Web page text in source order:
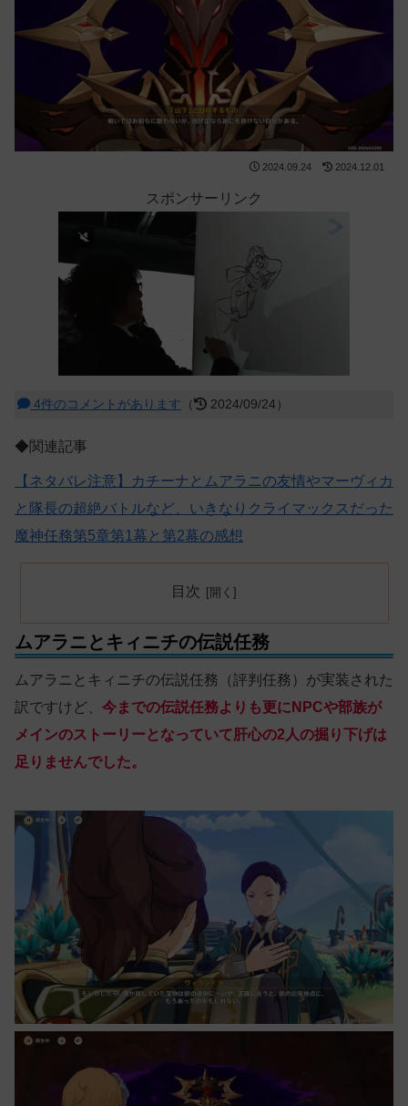
2024.09.24 2024.12.01
スポンサーリンク
4件のコメントがあります （ 2024/09/24）
◆関連記事
【ネタバレ注意】カチーナとムアラニの友情やマーヴィカ
と隊長の超絶バトルなど、いきなりクライマックスだった
魔神任務第5章第1幕と第2幕の感想
目次
ムアラニとキィニチの伝説任務
ムアラニとキィニチの伝説任務（評判任務）が実装された
訳ですけど、 今までの伝説任務よりも更にNPCや部族が
メインのストーリーとなっていて肝心の2人の掘り下げは
足りませんでした。